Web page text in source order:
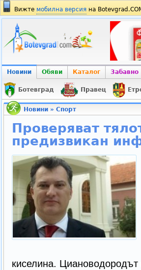
Вижте мобилна версия на
Новини Обяви Каталог Забавно
Ботевград Правец
Новини» Спорт
Проверяват
предизвикан
киселина. Циановодородът